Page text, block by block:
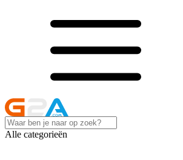
Alle categorieën